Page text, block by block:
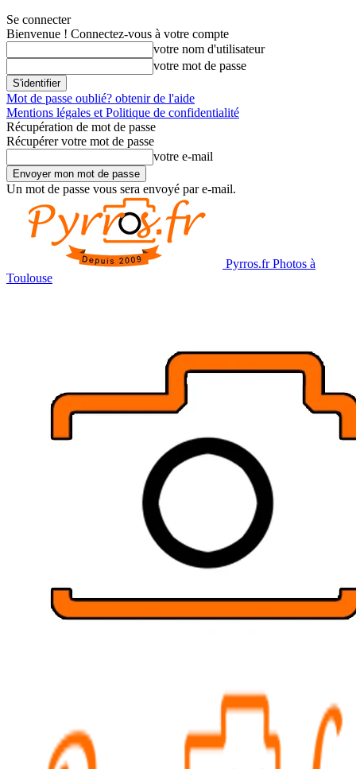
Se connecter
Bienvenue ! Connectez-vous à votre compte
votre nom d'utilisateur
votre mot de passe
Mot de passe oublié? obtenir de l'aide
Mentions légales et Politique de confidentialité
Récupération de mot de passe
Récupérer votre mot de passe
votre e-mail
Un mot de passe vous sera envoyé par e-mail.
Pyrros.fr Photos à
Toulouse